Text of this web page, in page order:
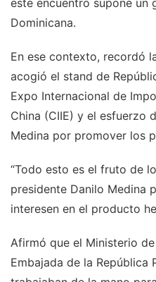
este encuentro supone un
Dominicana.
En ese contexto, recordó
acogió el stand de
Expo Internacional de
China (CIIE) y el esfuerzo
Medina por promover los
“Todo esto es el fruto de
presidente Danilo Medina
interesen en el producto
Afirmó que el Ministerio
Embajada de la República